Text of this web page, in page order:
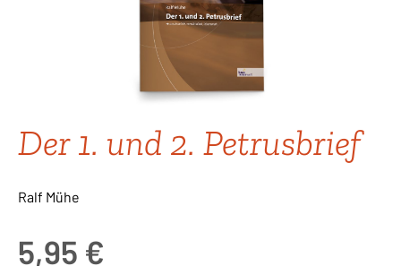
Der 1. und 2. Petrusbrief
Ralf Mühe
5,95 €